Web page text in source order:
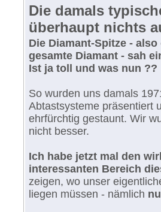
Die damals
überhaupt nichts
Die Diamant-Spitze -
gesamte Diamant - sah
Ist ja toll und was nun ??
So wurden uns damals
Abtastsysteme präsentiert
ehrfürchtig gestaunt. Wir
nicht besser.
Ich habe jetzt mal den
interessanten Bereich
zeigen, wo unser
liegen müssen - nämlich